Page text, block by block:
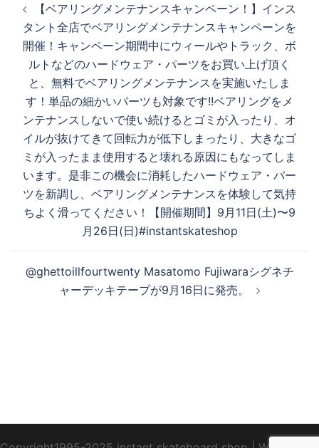
稿
ナ
ビ
ー
シ
ョ
ン
【ベアリングメンテナンスキャンペーン！】インス
タント全店でベアリングメンテナンスキャンペーンを
開催！キャンペーン期間中にウィールやトラック、ボ
ルトなどのハードウェア・パーツをお買い上げ頂く
と、無料でベアリングメンテナンスを実施いたしま
す！単品の細かいパーツも対象です!!ベアリングをメ
ンテナンスしないで使い続けるとゴミが入ったり、オ
イルが抜けてきて回転力が低下しまったり、大きなゴ
ミが入ったまま使用すると壊れる原因にもなってしま
います。是非この機会に消耗したハードウェア・パー
ツを新調し、ベアリングメンテナンスを体験して気持
ちよく滑ってください！【開催期間】9月11日(土)〜9
月26日(日)#instantskateshop
@ghettoillfourtwenty Masatomo Fujiwaraシグネチ
ャーデッキテープが9月16日に発売。